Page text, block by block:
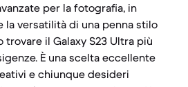
per la fotografia, in
la versatilità di una penna stilo
il Galaxy S23 Ultra più
È una scelta eccellente
e chiunque desideri